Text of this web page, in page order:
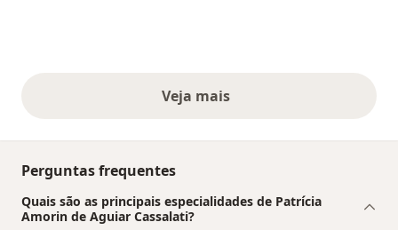
Veja maisopiniões acima
Perguntas frequentes
Quais são as principais especialidades de Patrícia
Amorin de Aguiar Cassalati?